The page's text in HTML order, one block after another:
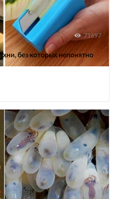
71697
без которых непонятно